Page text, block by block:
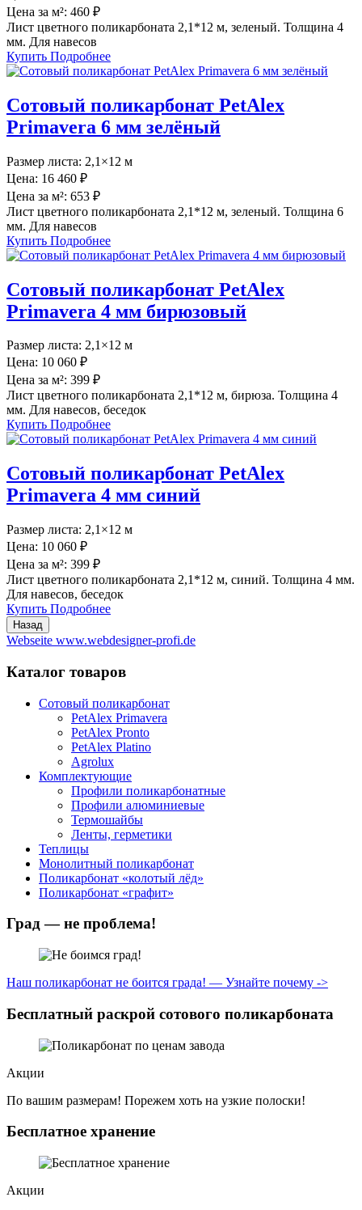
Цена за м²: 460 ₽
Лист цветного поликарбоната 2,1*12 м, зеленый. Толщина 4
мм. Для навесов
Купить Подробнее
Сотовый поликарбонат PetAlex
Primavera 6 мм зелёный
Размер листа: 2,1×12 м
Цена: 16 460 ₽
Цена за м²: 653 ₽
Лист цветного поликарбоната 2,1*12 м, зеленый. Толщина 6
мм. Для навесов
Купить Подробнее
Сотовый поликарбонат PetAlex
Primavera 4 мм бирюзовый
Размер листа: 2,1×12 м
Цена: 10 060 ₽
Цена за м²: 399 ₽
Лист цветного поликарбоната 2,1*12 м, бирюза. Толщина 4
мм. Для навесов, беседок
Купить Подробнее
Сотовый поликарбонат PetAlex
Primavera 4 мм синий
Размер листа: 2,1×12 м
Цена: 10 060 ₽
Цена за м²: 399 ₽
Лист цветного поликарбоната 2,1*12 м, синий. Толщина 4 мм.
Для навесов, беседок
Купить Подробнее
Webseite www.webdesigner-profi.de
Каталог товаров
Сотовый поликарбонат
PetAlex Primavera
PetAlex Pronto
PetAlex Platino
Agrolux
Комплектующие
Профили поликарбонатные
Профили алюминиевые
Термошайбы
Ленты, герметики
Теплицы
Монолитный поликарбонат
Поликарбонат «колотый лёд»
Поликарбонат «графит»
Град — не проблема!
Наш поликарбонат не боится града! — Узнайте почему ->
Бесплатный раскрой сотового поликарбоната
Акции
По вашим размерам! Порежем хоть на узкие полоски!
Бесплатное хранение
Акции